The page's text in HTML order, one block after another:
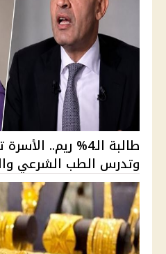
طالبة الـ4% ريم..
وتدرس الطب الشرعي